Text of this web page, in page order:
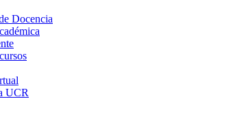
Docencia
UCR